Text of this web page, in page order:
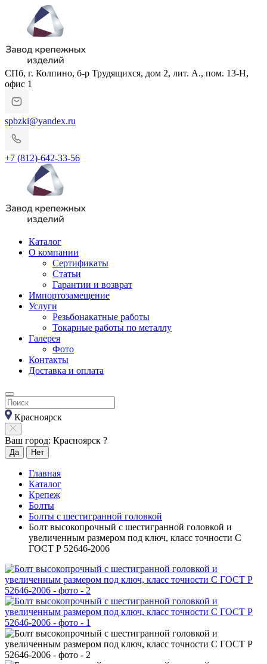
СПб, г. Колпино, б-р Трудящихся, дом 2, лит. А., пом. 13-Н,
офис 1
spbzki@yandex.ru
+7 (812)-642-33-56
Каталог
О компании
Сертификаты
Статьи
Гарантии и возврат
Импортозамещение
Услуги
Резьбонакатные работы
Токарные работы по металлу
Галерея
Фото
Контакты
Доставка и оплата
Красноярск
Ваш город: Красноярск ?
Да Нет
Главная
Каталог
Крепеж
Болты
Болты с шестигранной головкой
Болт высокопрочный с шестигранной головкой и
увеличенным размером под ключ, класс точности С
ГОСТ Р 52646-2006